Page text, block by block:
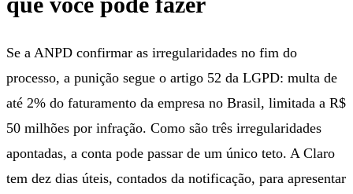
Se a ANPD confirmar as irregularidades no fim do
processo, a punição segue o artigo 52 da LGPD: multa de
até 2% do faturamento da empresa no Brasil, limitada a R$
50 milhões por infração. Como são três irregularidades
apontadas, a conta pode passar de um único teto. A Claro
tem dez dias úteis, contados da notificação, para apresentar